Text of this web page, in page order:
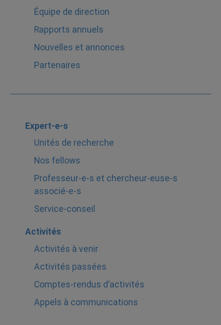
Équipe de direction
Rapports annuels
Nouvelles et annonces
Partenaires
Expert-e-s
Unités de recherche
Nos fellows
Professeur-e-s et chercheur-euse-s
associé-e-s
Service-conseil
Activités
Activités à venir
Activités passées
Comptes-rendus d’activités
Appels à communications